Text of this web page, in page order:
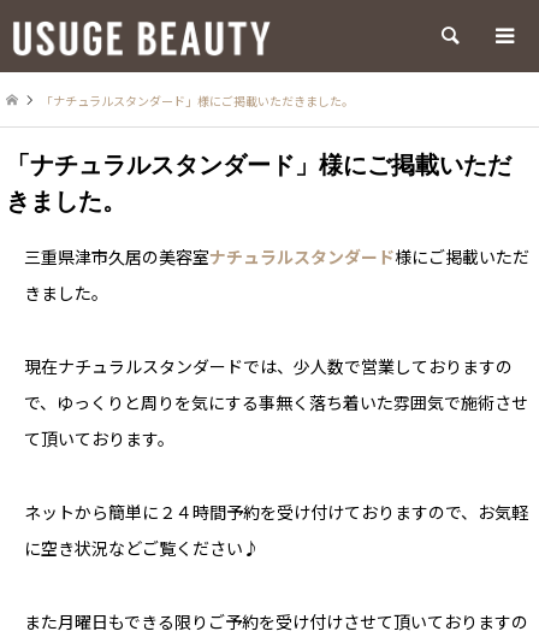
検索
「ナチュラルスタンダード」様にご掲載いただきました。
「ナチュラルスタンダード」様にご掲載いただ
きました。
三重県津市久居の美容室ナチュラルスタンダード様にご掲載いただ
きました。
現在ナチュラルスタンダードでは、少人数で営業しておりますの
で、ゆっくりと周りを気にする事無く落ち着いた雰囲気で施術させ
て頂いております。
ネットから簡単に２４時間予約を受け付けておりますので、お気軽
に空き状況などご覧ください♪
また月曜日もできる限りご予約を受け付けさせて頂いておりますの